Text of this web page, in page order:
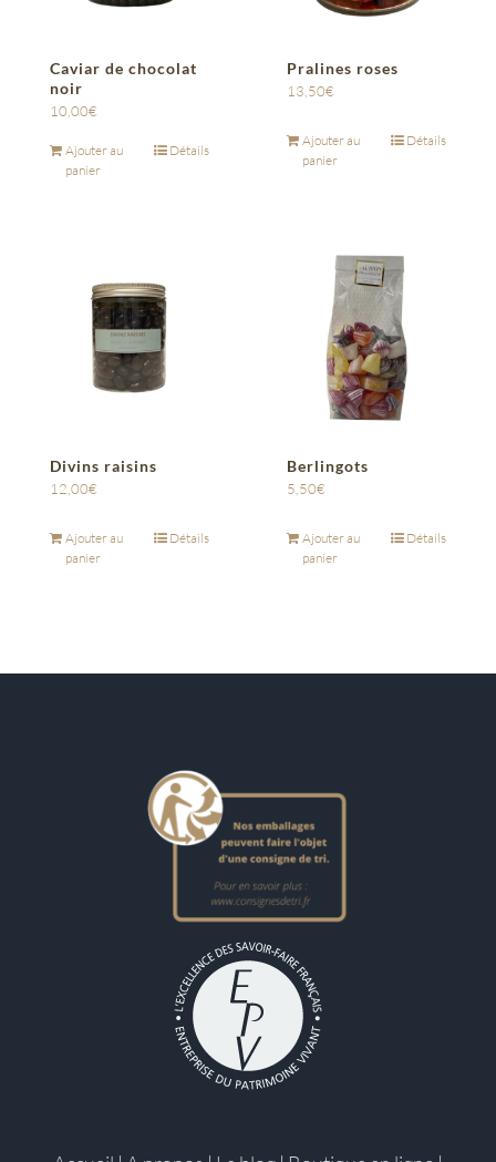
Caviar de chocolat
noir
10,00€
Ajouter au
panier
Détails
Pralines roses
13,50€
Ajouter au
panier
Détails
Divins raisins
12,00€
Ajouter au
panier
Détails
Berlingots
5,50€
Ajouter au
panier
Détails